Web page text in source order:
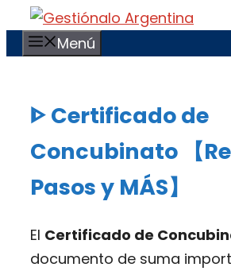
Saltar
Menú
ᐈ Certificado de
Concubinato 【
Pasos y MÁS】
El Certificado de
documento de suma